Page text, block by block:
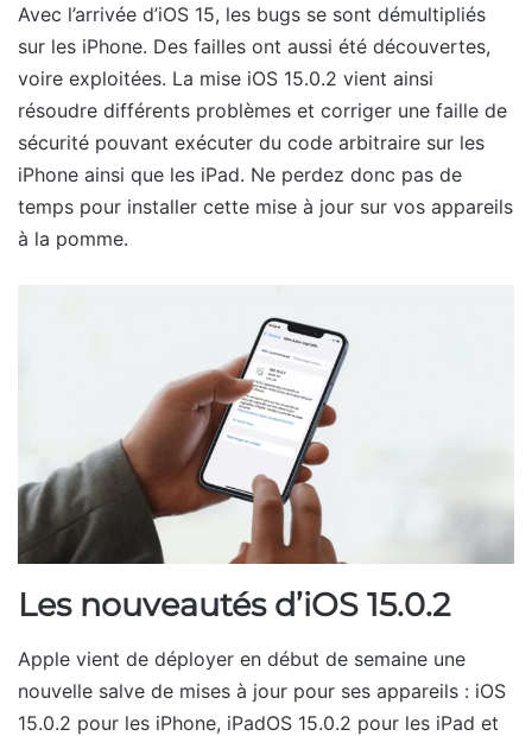
Avec l’arrivée d’iOS 15, les bugs se sont démultipliés
sur les iPhone. Des failles ont aussi été découvertes,
voire exploitées. La mise iOS 15.0.2 vient ainsi
résoudre différents problèmes et corriger une faille de
sécurité pouvant exécuter du code arbitraire sur les
iPhone ainsi que les iPad. Ne perdez donc pas de
temps pour installer cette mise à jour sur vos appareils
à la pomme.
Les nouveautés d’iOS 15.0.2
Apple vient de déployer en début de semaine une
nouvelle salve de mises à jour pour ses appareils : iOS
15.0.2 pour les iPhone, iPadOS 15.0.2 pour les iPad et